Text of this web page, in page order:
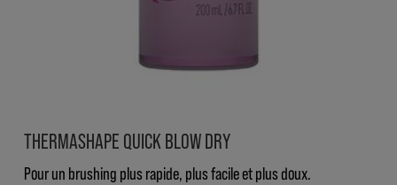
THERMASHAPE QUICK BLOW DRY
Pour un brushing plus rapide, plus facile et plus doux.